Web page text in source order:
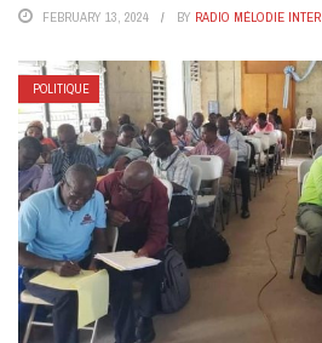
FEBRUARY 13, 2024 BY RADIO MÉLODIE INTER
POLITIQUE